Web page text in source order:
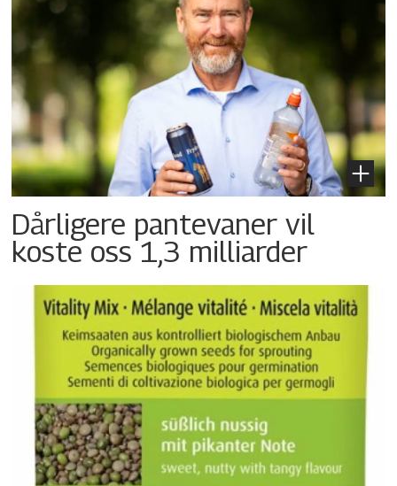
Dårligere pantevaner vil
koste oss 1,3 milliarder